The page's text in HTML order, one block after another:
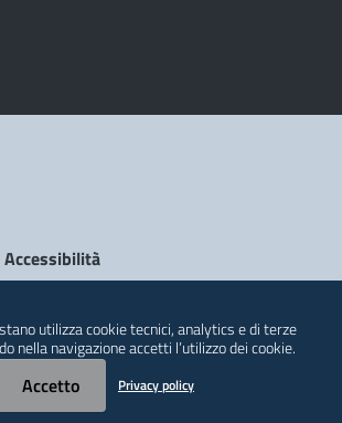
utilizza cookie tecnici, analytics e di terze
nella navigazione accetti l’utilizzo dei cookie.
Accetto Privacy policy